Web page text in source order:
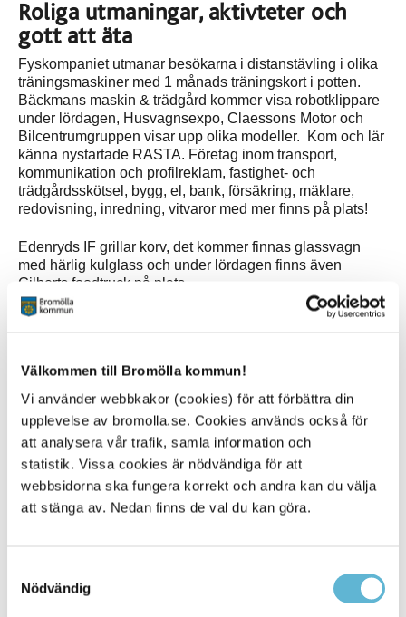
Välkommen till Bromölla kommun!
Vi använder webbkakor (cookies) för att förbättra din
upplevelse av bromolla.se. Cookies används också för
att analysera vår trafik, samla information och
statistik. Vissa cookies är nödvändiga för att
webbsidorna ska fungera korrekt och andra kan du välja
att stänga av. Nedan finns de val du kan göra.
Nödvändig
Roliga utmaningar, aktivteter och
gott att äta
Fyskompaniet utmanar besökarna i distanstävling i olika
träningsmaskiner med 1 månads träningskort i potten.
Bäckmans maskin & trädgård kommer visa robotklippare
under lördagen, Husvagnsexpo, Claessons Motor och
Bilcentrumgruppen visar upp olika modeller. Kom och lär
känna nystartade RASTA. Företag inom transport,
kommunikation och profilreklam, fastighet- och
trädgårdsskötsel, bygg, el, bank, försäkring, mäklare,
redovisning, inredning, vitvaror med mer finns på plats!
Edenryds IF grillar korv, det kommer finnas glassvagn
med härlig kulglass och under lördagen finns även
Gilberts foodtruck på plats.
Utställning för motorburen ungdom
ställa ut sina fordon. En utställning med möjlighet att kora
och bästa stylingen. Det gäller A-traktor, EPA och moped.
Fritidsgården Tunnan, Bromölla Motorförening, Ivetofta
Sparbank, Ottosson truck med fler står bakom aktiviteten.
Det finns platser för 60 ekipage att vara med i
utställningen. Goodiebags delas ut till de som deltar och
Drop in för ungdomar som vill vara med i motorträffen